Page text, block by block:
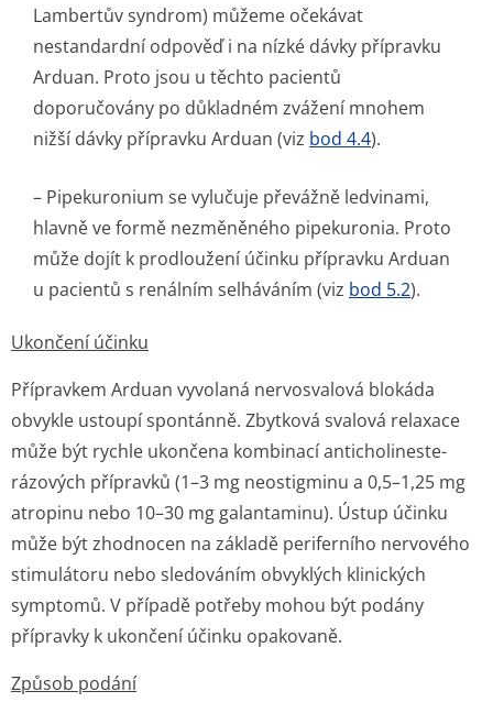
Lambertův syndrom) můžeme očekávat
nestandardní odpověď i na nízké dávky přípravku
Arduan. Proto jsou u těchto pacientů
doporučovány po důkladném zvážení mnohem
nižší dávky přípravku Arduan (viz bod 4.4).
– Pipekuronium se vylučuje převážně ledvinami,
hlavně ve formě nezměněného pipekuronia. Proto
může dojít k prodloužení účinku přípravku Arduan
u pacientů s renálním selháváním (viz bod 5.2).
Ukončení účinku
Přípravkem Arduan vyvolaná nervosvalová blokáda
obvykle ustoupí spontánně. Zbytková svalová relaxace
může být rychle ukončena kombinací anticholineste­
rázových přípravků (1–3 mg neostigminu a 0,5–1,25 mg
atropinu nebo 10–30 mg galantaminu). Ústup účinku
může být zhodnocen na základě periferního nervového
stimulátoru nebo sledováním obvyklých klinických
symptomů. V případě potřeby mohou být podány
přípravky k ukončení účinku opakovaně.
Způsob podání